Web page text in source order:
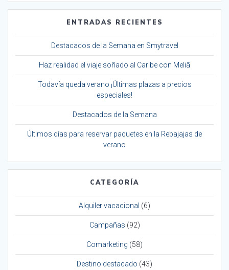
ENTRADAS RECIENTES
Destacados de la Semana en Smytravel
Haz realidad el viaje soñado al Caribe con Meliã
Todavía queda verano ¡Últimas plazas a precios
especiales!
Destacados de la Semana
Últimos días para reservar paquetes en la Rebajajas de
verano
CATEGORÍA
Alquiler vacacional (6)
Campañas (92)
Comarketing (58)
Destino destacado (43)